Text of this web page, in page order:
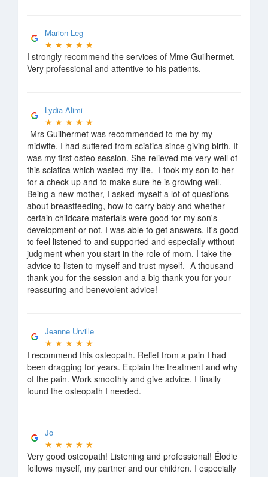
Marion Leg
★ ★ ★ ★ ★
I strongly recommend the services of Mme Guilhermet.
Very professional and attentive to his patients.
Lydia Alimi
★ ★ ★ ★ ★
-Mrs Guilhermet was recommended to me by my
midwife. I had suffered from sciatica since giving birth. It
was my first osteo session. She relieved me very well of
this sciatica which wasted my life. -I took my son to her
for a check-up and to make sure he is growing well. -
Being a new mother, I asked myself a lot of questions
about breastfeeding, how to carry baby and whether
certain childcare materials were good for my son's
development or not. I was able to get answers. It's good
to feel listened to and supported and especially without
judgment when you start in the role of mom. I take the
advice to listen to myself and trust myself. -A thousand
thank you for the session and a big thank you for your
reassuring and benevolent advice!
Jeanne Urville
★ ★ ★ ★ ★
I recommend this osteopath. Relief from a pain I had
been dragging for years. Explain the treatment and why
of the pain. Work smoothly and give advice. I finally
found the osteopath I needed.
Jo
★ ★ ★ ★ ★
Very good osteopath! Listening and professional! Élodie
follows myself, my partner and our children. I especially